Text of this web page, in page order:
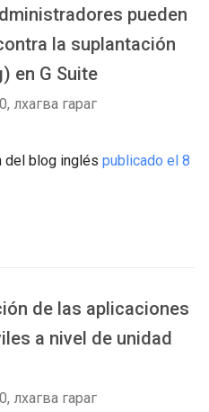
pueden
la suplantación
en G Suite
лхагва гараг
del blog inglés publicado el 8
de las aplicaciones
a nivel de unidad
лхагва гараг